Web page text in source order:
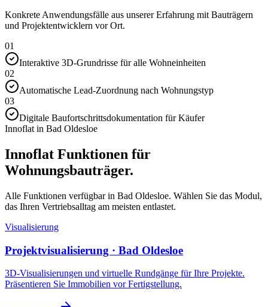
Konkrete Anwendungsfälle aus unserer Erfahrung mit Bauträgern
und Projektentwicklern vor Ort.
01
Interaktive 3D-Grundrisse für alle Wohneinheiten
02
Automatische Lead-Zuordnung nach Wohnungstyp
03
Digitale Baufortschrittsdokumentation für Käufer
Innoflat in Bad Oldesloe
Innoflat Funktionen für
Wohnungsbauträger.
Alle Funktionen verfügbar in Bad Oldesloe. Wählen Sie das Modul,
das Ihren Vertriebsalltag am meisten entlastet.
Visualisierung
Projektvisualisierung · Bad Oldesloe
3D-Visualisierungen und virtuelle Rundgänge für Ihre Projekte.
Präsentieren Sie Immobilien vor Fertigstellung.